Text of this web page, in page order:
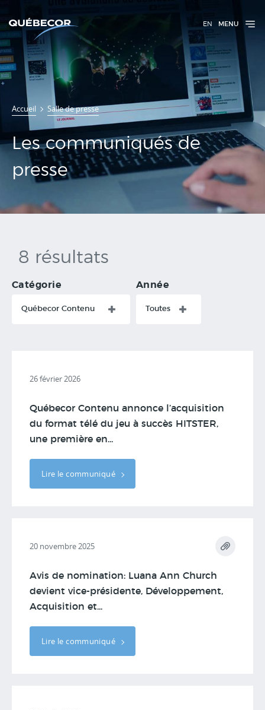
EN MENU
Accueil Salle de presse
Communiqués
de presse
Les communiqués de
presse
8 résultats
Catégorie
Québecor Contenu
Année
Toutes
26 février 2026
Québecor Contenu annonce l’acquisition
du format télé du jeu à succès HITSTER,
une première en...
Lire le communiqué
20 novembre 2025
Avis de nomination: Luana Ann Church
devient vice-présidente, Développement,
Acquisition et...
Lire le communiqué